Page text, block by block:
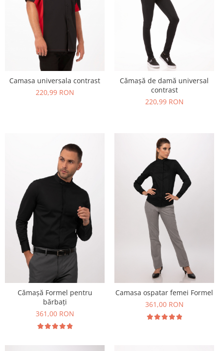
Camasa universala contrast
220,99 RON
Cămașă de damă universal
contrast
220,99 RON
Cămașă Formel pentru
bărbați
361,00 RON
Camasa ospatar femei Formel
361,00 RON